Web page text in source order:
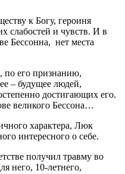
к Богу, героиня
слабостей и чувств. И в
Бессонна, нет места
по его признанию,
– будущее людей,
достигающих его.
великого Бессона…
характера, Люк
интересного о себе.
получил травму во
него, 10-летнего,